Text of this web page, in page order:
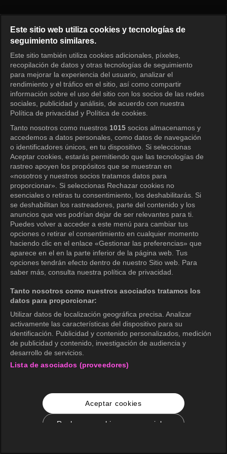
Iniciar sesión
Este sitio web utiliza cookies y tecnologías de
seguimiento similares.
Este sitio también utiliza cookies adicionales, píxeles,
recopilación de datos y otras tecnologías de seguimiento
para mejorar la experiencia del usuario, analizar el
rendimiento y el tráfico en el sitio, así como compartir
información sobre el uso del sitio con los socios de las redes
sociales, publicidad y análisis, de acuerdo con nuestra
Política de privacidad y Política de cookies.
Tanto nosotros como nuestros 1015 socios almacenamos y
accedemos a datos personales, como datos de navegación
o identificadores únicos, en tu dispositivo. Si seleccionas
Aceptar cookies, estarás permitiendo que las tecnologías de
rastreo apoyen los propósitos que se muestran en
«nosotros y nuestros socios tratamos datos para
proporcionar». Si seleccionas Rechazar cookies no
esenciales o retiras tu consentimiento, los deshabilitarás. Si
se deshabilitan los rastreadores, parte del contenido y los
anuncios que ves podrían dejar de ser relevantes para ti.
Puedes volver a acceder a este menú para cambiar tus
opciones o retirar el consentimiento en cualquier momento
haciendo clic en el enlace «Gestionar las preferencias» que
aparece en el en la parte inferior de la página web. Tus
opciones tendrán efecto dentro de nuestro Sitio web. Para
saber más, consulta nuestra política de privacidad.
Tanto nosotros como nuestros asociados tratamos los
datos para proporcionar:
Utilizar datos de localización geográfica precisa. Analizar
activamente las características del dispositivo para su
identificación. Publicidad y contenido personalizados, medición
de publicidad y contenido, investigación de audiencia y
desarrollo de servicios.
Lista de asociados (proveedores)
Aceptar cookies
Rechazar cookies no esenciales